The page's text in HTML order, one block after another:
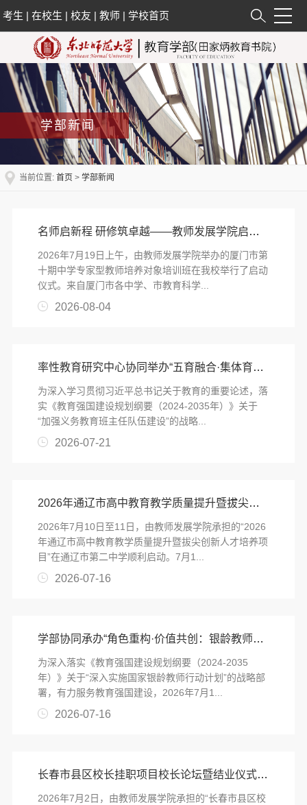
考生 |在校生 |校友 |教师 | 学校首页
学部新闻
当前位置: 首页 > 学部新闻
名师启新程 研修筑卓越——教师发展学院启动厦门市第十期中学专家型教师培养对象培训项
2026年7月19日上午，由教师发展学院举办的厦门市第
十期中学专家型教师培养对象培训班在我校举行了启动
仪式。来自厦门市各中学、市教育科学...
2026-08-04
率性教育研究中心协同举办“五育融合·集体育人：新时代班集体建设的实践创新”德育研讨活动
为深入学习贯彻习近平总书记关于教育的重要论述，落
实《教育强国建设规划纲要（2024-2035年）》关于
“加强义务教育班主任队伍建设”的战略...
2026-07-21
2026年通辽市高中教育教学质量提升暨拔尖创新人才培养项目在通辽市第二中学顺利启动
2026年7月10日至11日，由教师发展学院承担的“2026
年通辽市高中教育教学质量提升暨拔尖创新人才培养项
目”在通辽市第二中学顺利启动。7月1...
2026-07-16
学部协同承办“角色重构·价值共创：银龄教师的社会参与及教育创新”学术研讨会
为深入落实《教育强国建设规划纲要（2024-2035
年）》关于“深入实施国家银龄教师行动计划”的战略部
署，有力服务教育强国建设，2026年7月1...
2026-07-16
长春市县区校长挂职项目校长论坛暨结业仪式顺利举办
2026年7月2日，由教师发展学院承担的“长春市县区校